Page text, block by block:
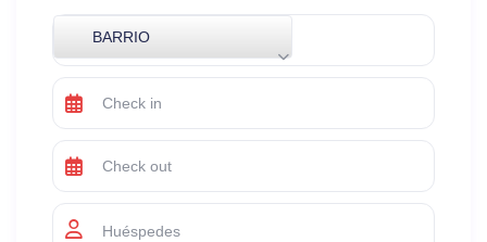
BARRIO
Huéspedes